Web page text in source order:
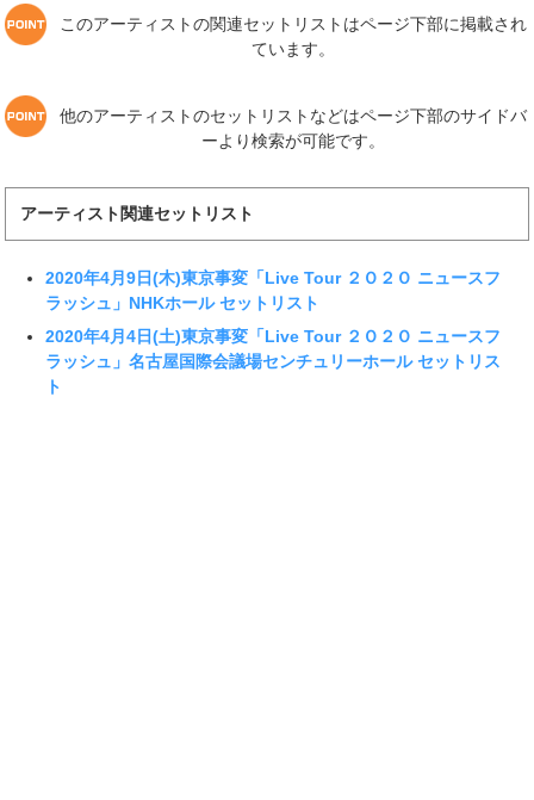
このアーティストの関連セットリストはページ下部に掲載され
ています。
他のアーティストのセットリストなどはページ下部のサイドバ
ーより検索が可能です。
アーティスト関連セットリスト
2020年4月9日(木)東京事変「Live Tour ２Ｏ２Ｏ ニュースフ
ラッシュ」NHKホール セットリスト
2020年4月4日(土)東京事変「Live Tour ２Ｏ２Ｏ ニュースフ
ラッシュ」名古屋国際会議場センチュリーホール セットリス
ト